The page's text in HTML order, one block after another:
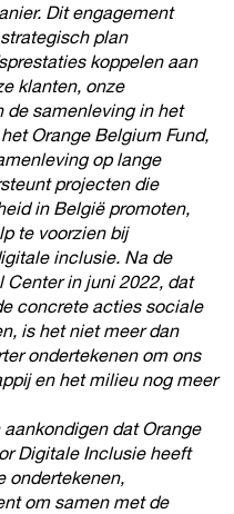
Dit engagement
plan
koppelen aan
klanten, onze
de samenleving in het
Orange Belgium Fund,
op lange
projecten die
in België promoten,
te voorzien bij
inclusie. Na de
Center in juni 2022, dat
concrete acties sociale
is het niet meer dan
ondertekenen om ons
en het milieu nog meer
dat Orange
Digitale Inclusie heeft
ondertekenen,
om samen met de